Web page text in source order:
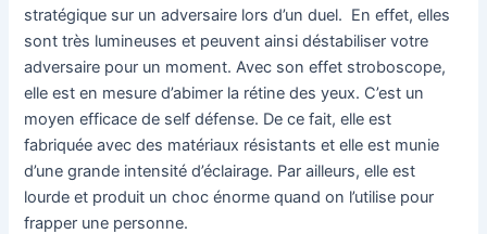
stratégique sur un adversaire lors d’un duel. En effet, elles
sont très lumineuses et peuvent ainsi déstabiliser votre
adversaire pour un moment. Avec son effet stroboscope,
elle est en mesure d’abimer la rétine des yeux. C’est un
moyen efficace de self défense. De ce fait, elle est
fabriquée avec des matériaux résistants et elle est munie
d’une grande intensité d’éclairage. Par ailleurs, elle est
lourde et produit un choc énorme quand on l’utilise pour
frapper une personne.